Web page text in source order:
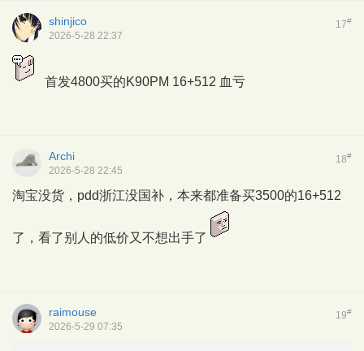
17#
shinjico
2026-5-28 22:37
首发4800买的K90PM 16+512 血亏
18#
Archi
2026-5-28 22:45
淘宝没货，pdd浙江没国补，本来都准备买3500的16+512
了，看了别人的低价又不想出手了
19#
raimouse
2026-5-29 07:35